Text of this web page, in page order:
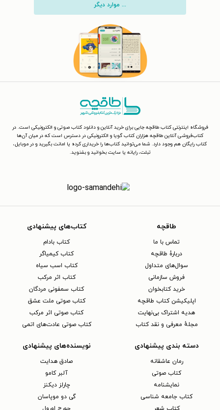
... موارد دیگر
فروشگاه اینترنتی کتاب طاقچه جایی برای خرید آنلاین و دانلود کتاب صوتی و الکترونیکی است. در
کتاب‌فروشی آنلاین طاقچه هزاران کتاب گویا و الکترونیکی در دسترس است که در میان آن‌ها
کتاب رایگان هم وجود دارد. شما می‌توانید کتاب‌ها را خریداری کرده یا امانت بگیرید و در موبایل،
تبلت، رایانه یا سایت بخوانید و بشنوید.
طاقچه
تماس با ما
دربارهٔ طاقچه
سوال‌های متداول
فروش سازمانی
خرید کتابخوان
اپلیکیشن کتاب طاقچه
هدیه اشتراک بی‌نهایت
مجلهٔ معرفی و نقد کتاب
کتاب‌های پیشنهادی
کتاب بادام
کتاب کیمیاگر
کتاب اسب سیاه
کتاب اثر مرکب
کتاب سمفونی مردگان
کتاب صوتی ملت عشق
کتاب صوتی اثر مرکب
کتاب صوتی عادت‌های اتمی
دسته بندی پیشنهادی
رمان عاشقانه
کتاب‌ صوتی
نمایشنامه
کتاب جامعه شناسی
نویسنده‌های پیشنهادی
صادق هدایت
آلبر کامو
چارلز دیکنز
گی دو موپاسان